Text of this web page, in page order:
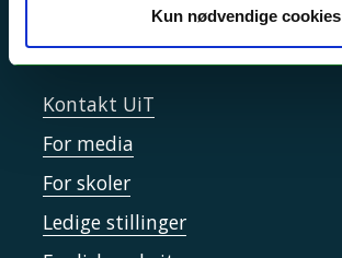
Kun nødvendige cookies
Tilgjengelighetserklæring
Kontakt UiT
For media
For skoler
Ledige stillinger